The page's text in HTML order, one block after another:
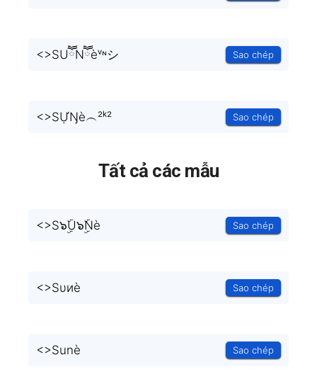
<>SUཽNཽèᵛᶰシ Sao chép
<>SỰŊè︵²ᵏ² Sao chép
Tất cả các mẫu
<>S๖ۣۜU๖ۣۜNè Sao chép
<>Sυиè Sao chép
<>Sunè Sao chép